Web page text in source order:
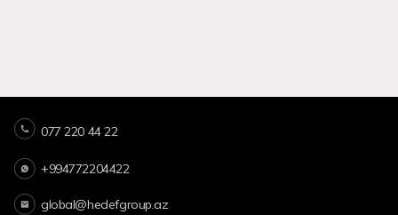
077 220 44 22
+994772204422
global@hedefgroup.az